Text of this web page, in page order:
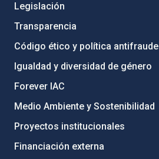
Legislación
Transparencia
Código ético y política antifraude
Igualdad y diversidad de género
Forever IAC
Medio Ambiente y Sostenibilidad
Proyectos institucionales
Financiación externa